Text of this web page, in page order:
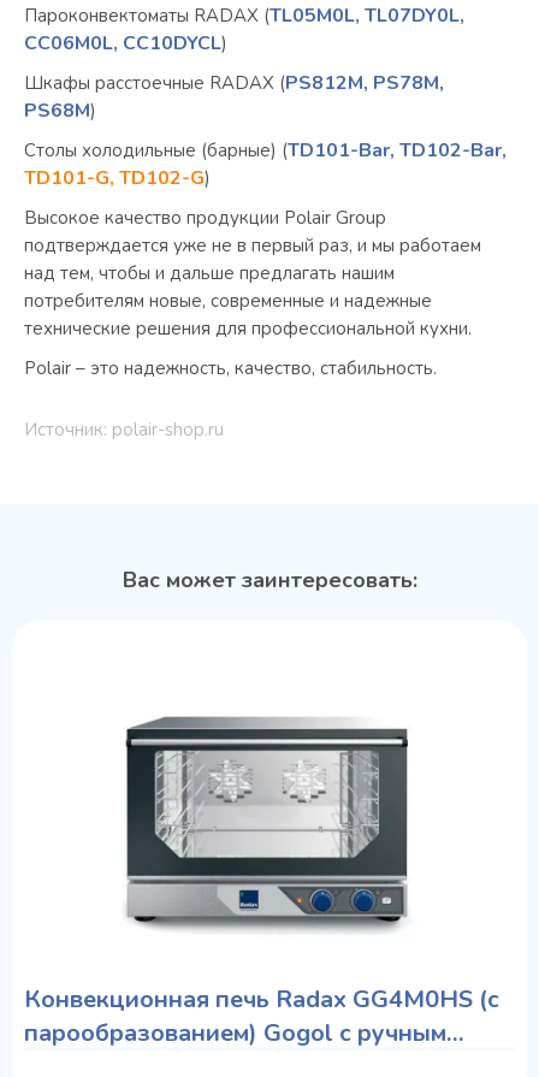
Пароконвектоматы RADAX (TL05M0L, TL07DY0L,
CC06M0L, CC10DYCL)
Шкафы расстоечные RADAX (PS812M, PS78M,
PS68M)
Столы холодильные (барные) (TD101-Bar, TD102-Bar,
TD101-G, TD102-G)
Высокое качество продукции Polair Group
подтверждается уже не в первый раз, и мы работаем
над тем, чтобы и дальше предлагать нашим
потребителям новые, современные и надежные
технические решения для профессиональной кухни.
Polair – это надежность, качество, стабильность.
Источник: polair-shop.ru
Вас может заинтересовать:
Конвекционная печь Radax GG4M0HS (с
парообразованием) Gogol с ручным